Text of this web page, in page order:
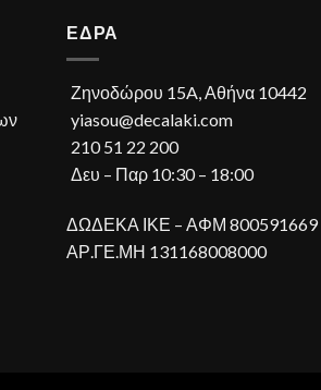
ΕΔΡΑ
Ζηνοδώρου 15A, Αθήνα 10442
yiasou@decalaki.com
210 51 22 200
Δευ – Παρ 10:30 – 18:00
ΔΩΔΕΚΑ ΙΚΕ – ΑΦΜ 800591669
ΑΡ.ΓΕ.ΜΗ 131168008000